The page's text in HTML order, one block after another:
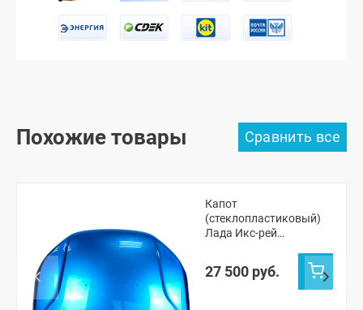
Похожие товары
Капот
(стеклопластиковый)
Лада Икс-рей
27 500 руб.